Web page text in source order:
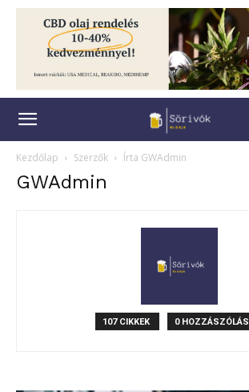
Kezdőlap Szerzők Írta GWAdmin
GWAdmin
107 CIKKEK 0 HOZZÁSZÓLÁS